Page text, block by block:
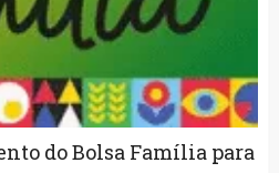
do Bolsa Família para